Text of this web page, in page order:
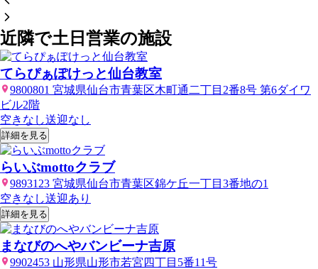
近隣で土日営業の施設
てらぴぁぽけっと仙台教室
9800801 宮城県仙台市青葉区木町通二丁目2番8号 第6ダイワ
ビル2階
空きなし送迎なし
詳細を見る
らいぶmottoクラブ
9893123 宮城県仙台市青葉区錦ケ丘一丁目3番地の1
空きなし送迎あり
詳細を見る
まなびのへやバンビーナ吉原
9902453 山形県山形市若宮四丁目5番11号